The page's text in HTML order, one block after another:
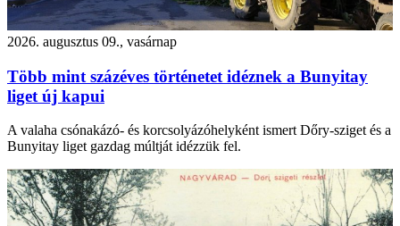
2026. augusztus 09., vasárnap
Több mint százéves történetet idéznek a Bunyitay
liget új kapui
A valaha csónakázó- és korcsolyázóhelyként ismert Dőry-sziget és a
Bunyitay liget gazdag múltját idézzük fel.